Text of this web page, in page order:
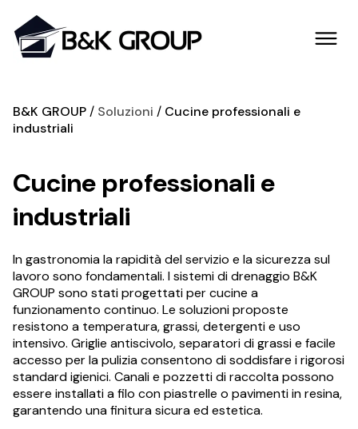
B&K GROUP Soluzioni
Cucine professionali e
industriali
Cucine professionali e
industriali
In gastronomia la rapidità del servizio e la sicurezza sul
lavoro sono fondamentali. I sistemi di drenaggio B&K
GROUP sono stati progettati per cucine a
funzionamento continuo. Le soluzioni proposte
resistono a temperatura, grassi, detergenti e uso
intensivo. Griglie antiscivolo, separatori di grassi e facile
accesso per la pulizia consentono di soddisfare i rigorosi
standard igienici. Canali e pozzetti di raccolta possono
essere installati a filo con piastrelle o pavimenti in resina,
garantendo una finitura sicura ed estetica.